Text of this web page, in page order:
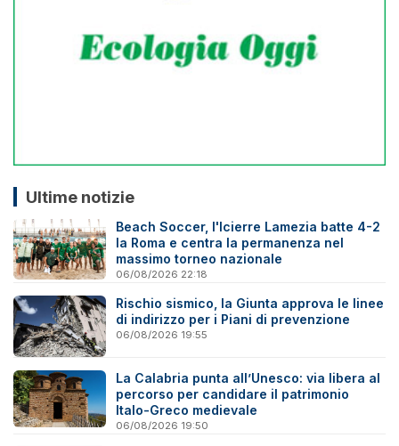
Ultime notizie
Beach Soccer, l'Icierre Lamezia batte 4-2
la Roma e centra la permanenza nel
massimo torneo nazionale
06/08/2026 22:18
Rischio sismico, la Giunta approva le linee
di indirizzo per i Piani di prevenzione
06/08/2026 19:55
La Calabria punta all’Unesco: via libera al
percorso per candidare il patrimonio
Italo-Greco medievale
06/08/2026 19:50